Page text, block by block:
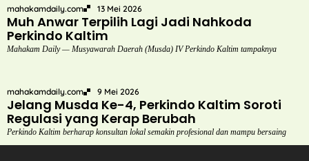
mahakamdaily.com 13 Mei 2026
Muh Anwar Terpilih Lagi Jadi Nahkoda
Perkindo Kaltim
Mahakam Daily — Musyawarah Daerah (Musda) IV Perkindo Kaltim tampaknya
mahakamdaily.com 9 Mei 2026
Jelang Musda Ke-4, Perkindo Kaltim Soroti
Regulasi yang Kerap Berubah
Perkindo Kaltim berharap konsultan lokal semakin profesional dan mampu bersaing